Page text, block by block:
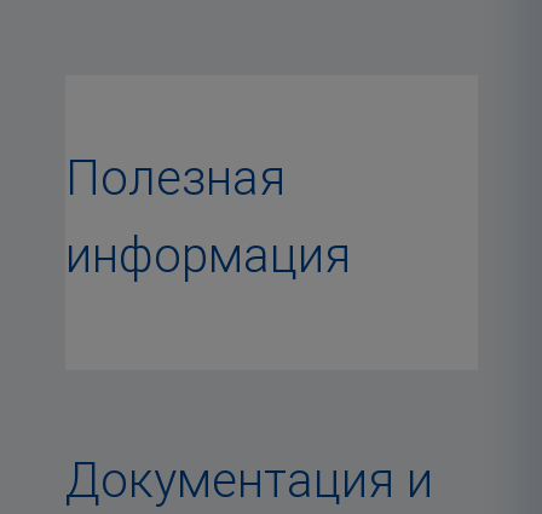
Полезная
информация
Документация и